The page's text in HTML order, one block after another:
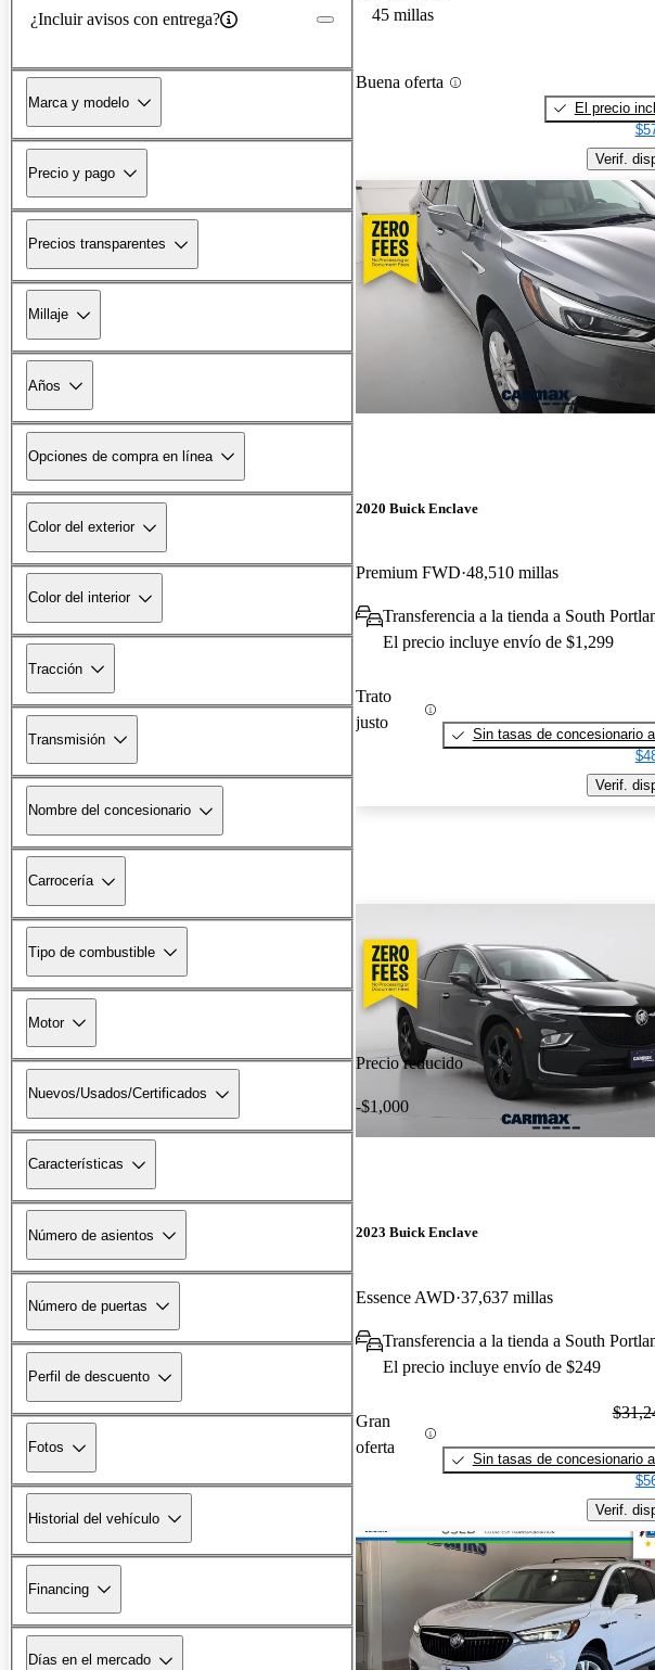
¿Incluir avisos con entrega?
Marca y modelo
Precio y pago
Precios transparentes
Millaje
Años
Opciones de compra en línea
Color del exterior
Color del interior
Tracción
Transmisión
Nombre del concesionario
Carrocería
Tipo de combustible
Motor
Nuevos/Usados/Certificados
Características
Número de asientos
Número de puertas
Perfil de descuento
Fotos
Historial del vehículo
Financing
Días en el mercado
45 millas
Buena oferta
El precio
Verif.
2020 Buick Enclave
Premium FWD 48,510 millas
Transferencia a la tienda a South
El precio incluye envío de $1,299
Trato
justo
Sin tasas de concesionario
Verif.
Precio reducido
-$1,000
2023 Buick Enclave
Essence AWD 37,637 millas
Transferencia a la tienda a South
El precio incluye envío de $249
Gran
oferta
Sin tasas de concesionario
Verif.